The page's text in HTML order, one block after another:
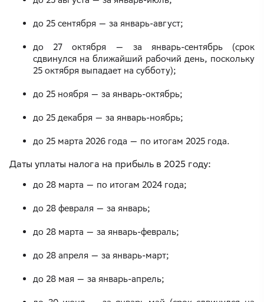
до 25 сентября — за январь-август;
до 27 октября — за январь-сентябрь (срок
сдвинулся на ближайший рабочий день, поскольку
25 октября выпадает на субботу);
до 25 ноября — за январь-октябрь;
до 25 декабря — за январь-ноябрь;
до 25 марта 2026 года — по итогам 2025 года.
Даты уплаты налога на прибыль в 2025 году:
до 28 марта — по итогам 2024 года;
до 28 февраля — за январь;
до 28 марта — за январь-февраль;
до 28 апреля — за январь-март;
до 28 мая — за январь-апрель;